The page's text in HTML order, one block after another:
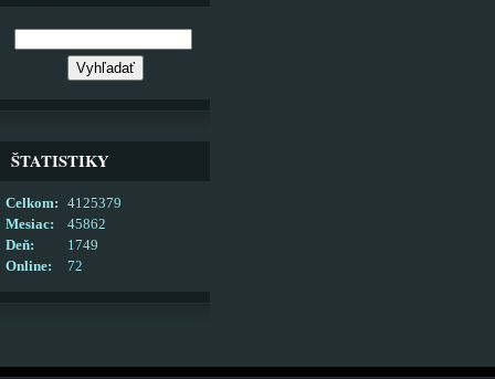
ŠTATISTIKY
Online: 72
Celkom:
4125379
Mesiac:
45862
Deň:
1749